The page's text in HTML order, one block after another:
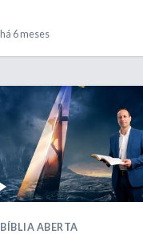
há 6 meses
BÍBLIA ABERTA